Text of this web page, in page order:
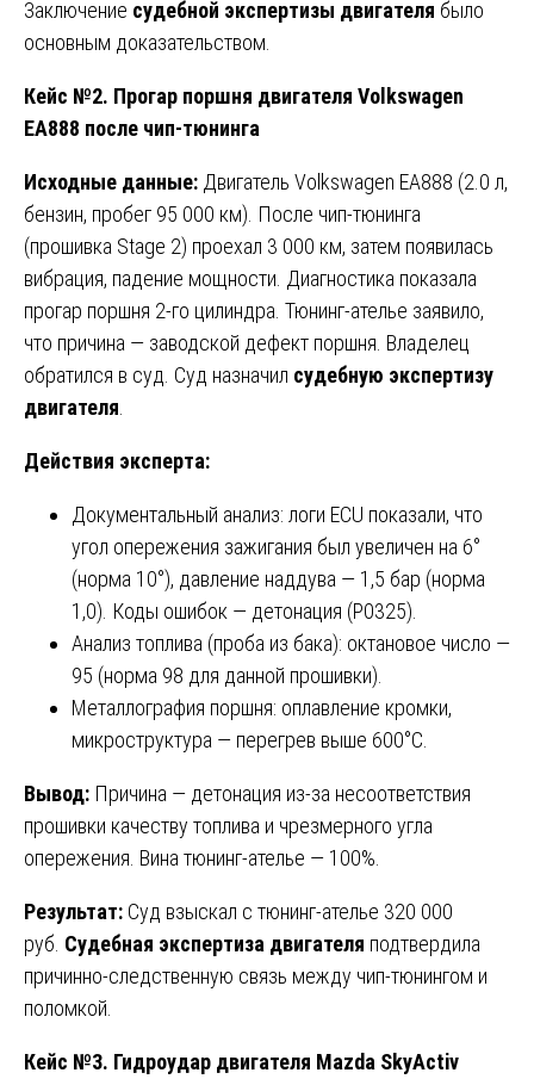
Заключение судебной экспертизы двигателя было
основным доказательством.
Кейс №2. Прогар поршня двигателя Volkswagen
EA888 после чип-тюнинга
Исходные данные: Двигатель Volkswagen EA888 (2.0 л,
бензин, пробег 95 000 км). После чип-тюнинга
(прошивка Stage 2) проехал 3 000 км, затем появилась
вибрация, падение мощности. Диагностика показала
прогар поршня 2-го цилиндра. Тюнинг-ателье заявило,
что причина — заводской дефект поршня. Владелец
обратился в суд. Суд назначил судебную экспертизу
двигателя
Действия эксперта:
Документальный анализ: логи ECU показали, что
угол опережения зажигания был увеличен на 6°
(норма 10°), давление наддува — 1,5 бар (норма
1,0). Коды ошибок — детонация (P0325).
Анализ топлива (проба из бака): октановое число —
95 (норма 98 для данной прошивки).
Металлография поршня: оплавление кромки,
микроструктура — перегрев выше 600°C.
Вывод: Причина — детонация из-за несоответствия
прошивки качеству топлива и чрезмерного угла
опережения. Вина тюнинг-ателье — 100%.
Результат: Суд взыскал с тюнинг-ателье 320 000
руб. Судебная экспертиза двигателя подтвердила
причинно-следственную связь между чип-тюнингом и
поломкой.
Кейс №3. Гидроудар двигателя Mazda SkyActiv